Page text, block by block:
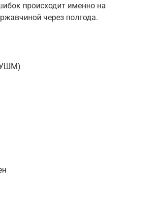
происходит именно на
через полгода.
УШМ)